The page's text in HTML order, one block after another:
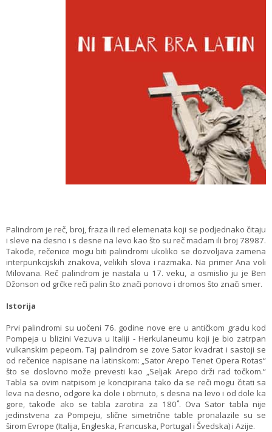
Palindrom je reč, broj, fraza ili red elemenata koji se podjednako čitaju
i sleve na desno i s desne na levo kao što su reč madam ili broj 78987.
Takođe, rečenice mogu biti palindromi ukoliko se dozvoljava zamena
interpunkcijskih znakova, velikih slova i razmaka. Na primer Ana voli
Milovana. Reč palindrom je nastala u 17. veku, a osmislio ju je Ben
Džonson od grčke reči palin što znači ponovo i dromos što znači smer.
Istorija
Prvi palindromi su uočeni 76. godine nove ere u antičkom gradu kod
Pompeja u blizini Vezuva u Italiji - Herkulaneumu koji je bio zatrpan
vulkanskim pepeom. Taj palindrom se zove Sator kvadrat i sastoji se
od rečenice napisane na latinskom: „Sator Arepo Tenet Opera Rotas“
što se doslovno može prevesti kao „Seljak Arepo drži rad točkom.“
Tabla sa ovim natpisom je koncipirana tako da se reči mogu čitati sa
leva na desno, odgore ka dole i obrnuto, s desna na levo i od dole ka
gore, takođe ako se tabla zarotira za 180˚. Ova Sator tabla nije
jedinstvena za Pompeju, slične simetrične table pronalazile su se
širom Evrope (Italija, Engleska, Francuska, Portugal i Švedska) i Azije.